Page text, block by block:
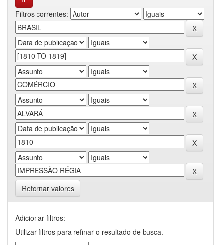
Filtros correntes:
Retornar valores
Adicionar filtros:
Utilizar filtros para refinar o resultado de busca.